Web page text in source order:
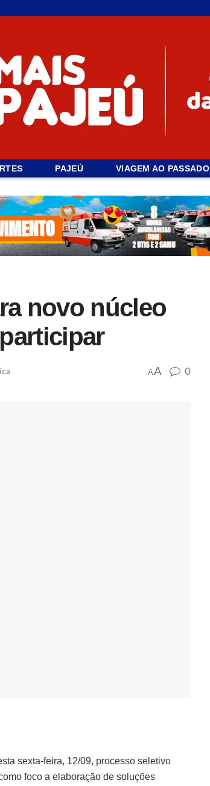
PAJEÚ VIAGEM AO PASSADO
novo núcleo
AA 0
sexta-feira, 12/09, processo seletivo
foco a elaboração de soluções